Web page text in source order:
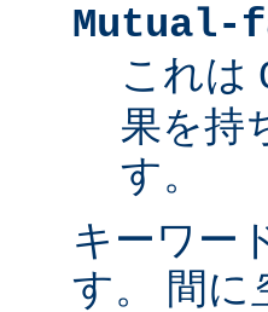
これは
果を持
す。
キーワー
す。 間に